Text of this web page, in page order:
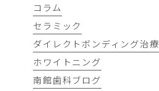
コラム
セラミック
ダイレクトボンディング治療
ホワイトニング
南館歯科ブログ